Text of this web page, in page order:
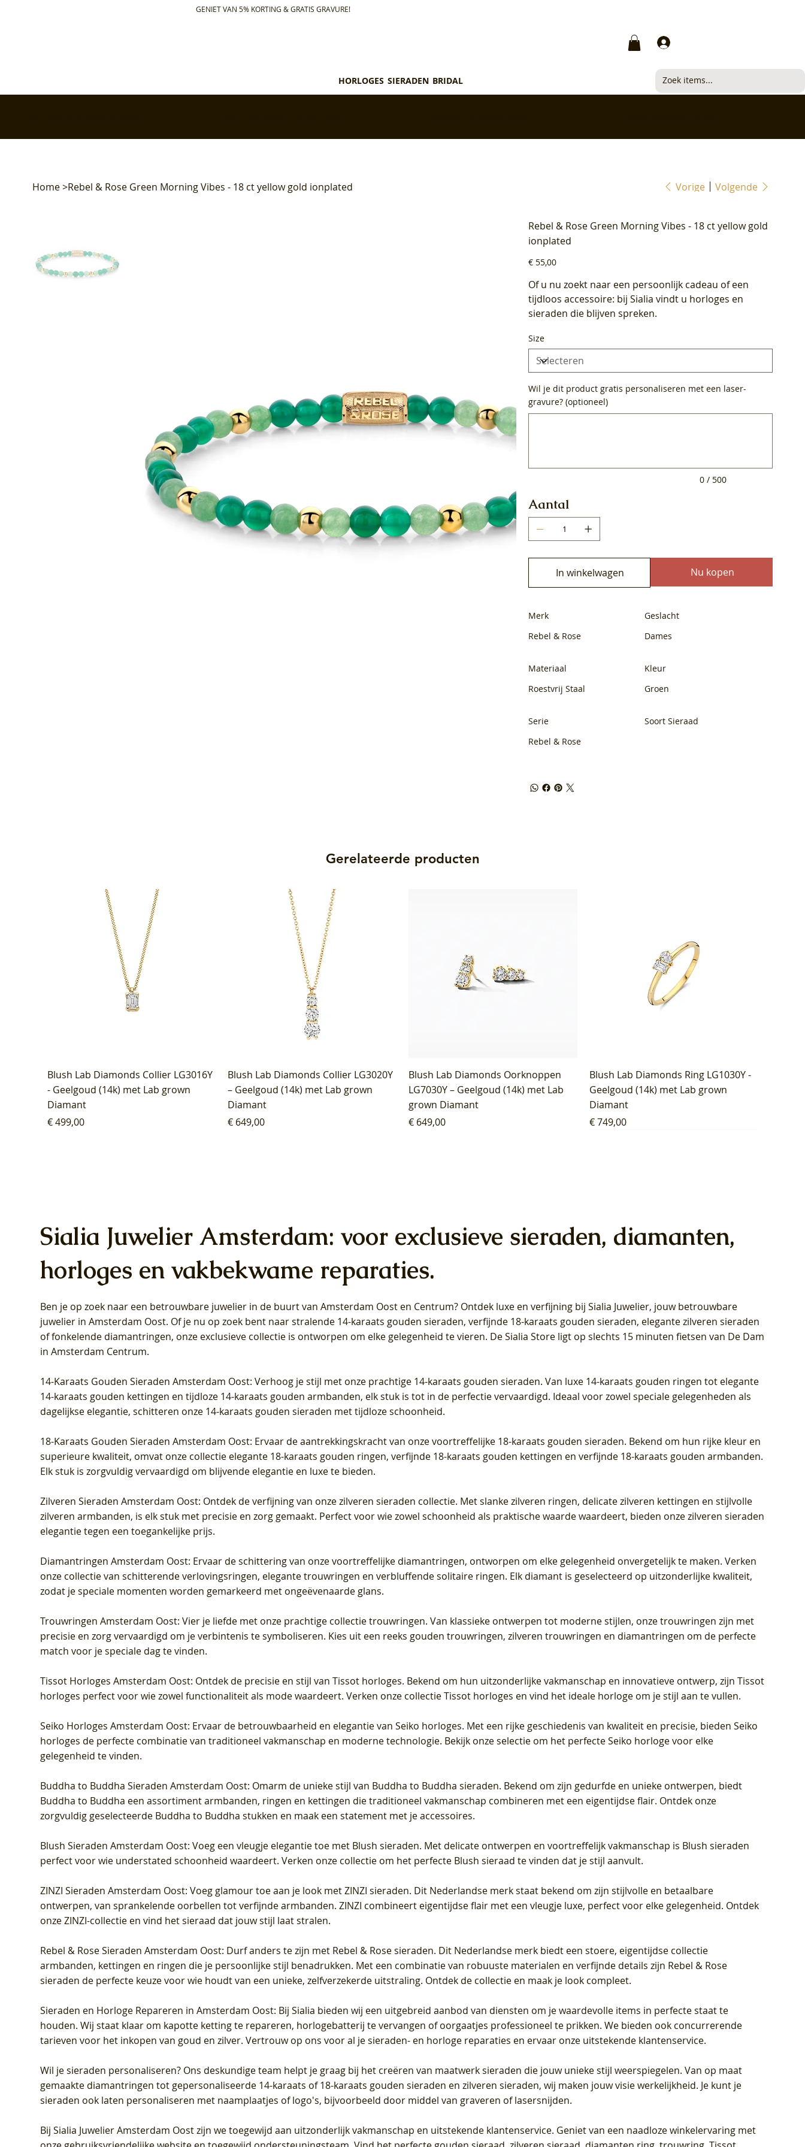
GENIET VAN 5% KORTING & GRATIS GRAVURE!
HORLOGES SIERADEN BRIDAL
Home>Rebel & Rose Green Morning Vibes - 18 ct yellow gold ionplated Vorige Volgende
Rebel & Rose Green Morning Vibes - 18 ct yellow gold
ionplated
Prijs
€ 55,00
Of u nu zoekt naar een persoonlijk cadeau of een
tijdloos accessoire: bij Sialia vindt u horloges en
sieraden die blijven spreken.
Size
Wil je dit product gratis personaliseren met een laser-
gravure? (optioneel)
0 / 500
Aantal
In winkelwagen Nu kopen
Merk
Rebel & Rose
Geslacht
Dames
Materiaal
Roestvrij Staal
Kleur
Groen
Serie
Rebel & Rose
Soort Sieraad
Gerelateerde producten
Blush Lab Diamonds Collier LG3016Y
- Geelgoud (14k) met Lab grown
Diamant
Prijs
€ 499,00
Blush Lab Diamonds Collier LG3020Y
– Geelgoud (14k) met Lab grown
Diamant
Prijs
€ 649,00
Blush Lab Diamonds Oorknoppen
LG7030Y – Geelgoud (14k) met Lab
grown Diamant
Prijs
€ 649,00
Blush Lab Diamonds Ring LG1030Y -
Geelgoud (14k) met Lab grown
Diamant
Prijs
€ 749,00
Blush Lab Diamonds Oorhangers
LG9006Y/S - Geelgoud (14k) met Lab
grown Diamant
Blush Lab Diamonds Oorhangers
LG9007Y/S - Geelgoud (14k) met Lab
grown Diamant
Blush Lab Diamonds Ring LG1028Y -
Geelgoud (14k) met Lab grown
Diamant
Blush Lab Diamonds Collier LG3014Y
- Geelgoud (14k) met Lab grown
Diamant
Blush Lab Diamonds Collier LG3019Y
– Geelgoud (14k) met Lab grown
Diamant
Blush Lab Diamonds Ring LG1042Y –
Geelgoud (14k) met Lab grown
Diamant
Blush Lab Diamonds Oorknoppen
LG7027Y - Geelgoud (14k) met Lab
grown Diamant
Blush Lab Diamonds Ring LG1029Y -
Geelgoud (14k) met Lab grown
Diamant
Blush Lab Diamonds Ring LG1031Y -
Geelgoud (14k) met Lab grown
Diamant
Blush Lab Diamonds Ring LG1044Y –
Geelgoud (14k) met Lab grown
Diamant
Blush Lab Diamonds Oorknoppen
LG7026Y - Geelgoud (14k) met Lab
grown Diamant
Blush Lab Diamonds Oorknoppen
LG7033Y – Geelgoud (14k) met Lab
grown Diamant
Sialia Juwelier Amsterdam: voor exclusieve sieraden, diamanten,
horloges en vakbekwame reparaties.
Ben je op zoek naar een betrouwbare juwelier in de buurt van Amsterdam Oost en Centrum? Ontdek luxe en verfijning bij Sialia Juwelier, jouw betrouwbare
juwelier in Amsterdam Oost. Of je nu op zoek bent naar stralende 14-karaats gouden sieraden, verfijnde 18-karaats gouden sieraden, elegante zilveren sieraden
of fonkelende diamantringen, onze exclusieve collectie is ontworpen om elke gelegenheid te vieren. De Sialia Store ligt op slechts 15 minuten fietsen van De Dam
in Amsterdam Centrum.
14-Karaats Gouden Sieraden Amsterdam Oost: Verhoog je stijl met onze prachtige 14-karaats gouden sieraden. Van luxe 14-karaats gouden ringen tot elegante
14-karaats gouden kettingen en tijdloze 14-karaats gouden armbanden, elk stuk is tot in de perfectie vervaardigd. Ideaal voor zowel speciale gelegenheden als
dagelijkse elegantie, schitteren onze 14-karaats gouden sieraden met tijdloze schoonheid.
18-Karaats Gouden Sieraden Amsterdam Oost: Ervaar de aantrekkingskracht van onze voortreffelijke 18-karaats gouden sieraden. Bekend om hun rijke kleur en
superieure kwaliteit, omvat onze collectie elegante 18-karaats gouden ringen, verfijnde 18-karaats gouden kettingen en verfijnde 18-karaats gouden armbanden.
Elk stuk is zorgvuldig vervaardigd om blijvende elegantie en luxe te bieden.
Zilveren Sieraden Amsterdam Oost: Ontdek de verfijning van onze zilveren sieraden collectie. Met slanke zilveren ringen, delicate zilveren kettingen en stijlvolle
zilveren armbanden, is elk stuk met precisie en zorg gemaakt. Perfect voor wie zowel schoonheid als praktische waarde waardeert, bieden onze zilveren sieraden
elegantie tegen een toegankelijke prijs.
Diamantringen Amsterdam Oost: Ervaar de schittering van onze voortreffelijke diamantringen, ontworpen om elke gelegenheid onvergetelijk te maken. Verken
onze collectie van schitterende verlovingsringen, elegante trouwringen en verbluffende solitaire ringen. Elk diamant is geselecteerd op uitzonderlijke kwaliteit,
zodat je speciale momenten worden gemarkeerd met ongeëvenaarde glans.
Trouwringen Amsterdam Oost: Vier je liefde met onze prachtige collectie trouwringen. Van klassieke ontwerpen tot moderne stijlen, onze trouwringen zijn met
precisie en zorg vervaardigd om je verbintenis te symboliseren. Kies uit een reeks gouden trouwringen, zilveren trouwringen en diamantringen om de perfecte
match voor je speciale dag te vinden.
Tissot Horloges Amsterdam Oost: Ontdek de precisie en stijl van Tissot horloges. Bekend om hun uitzonderlijke vakmanschap en innovatieve ontwerp, zijn Tissot
horloges perfect voor wie zowel functionaliteit als mode waardeert. Verken onze collectie Tissot horloges en vind het ideale horloge om je stijl aan te vullen.
Seiko Horloges Amsterdam Oost: Ervaar de betrouwbaarheid en elegantie van Seiko horloges. Met een rijke geschiedenis van kwaliteit en precisie, bieden Seiko
horloges de perfecte combinatie van traditioneel vakmanschap en moderne technologie. Bekijk onze selectie om het perfecte Seiko horloge voor elke
gelegenheid te vinden.
Buddha to Buddha Sieraden Amsterdam Oost: Omarm de unieke stijl van Buddha to Buddha sieraden. Bekend om zijn gedurfde en unieke ontwerpen, biedt
Buddha to Buddha een assortiment armbanden, ringen en kettingen die traditioneel vakmanschap combineren met een eigentijdse flair. Ontdek onze
zorgvuldig geselecteerde Buddha to Buddha stukken en maak een statement met je accessoires.
Blush Sieraden Amsterdam Oost: Voeg een vleugje elegantie toe met Blush sieraden. Met delicate ontwerpen en voortreffelijk vakmanschap is Blush sieraden
perfect voor wie understated schoonheid waardeert. Verken onze collectie om het perfecte Blush sieraad te vinden dat je stijl aanvult.
ZINZI Sieraden Amsterdam Oost: Voeg glamour toe aan je look met ZINZI sieraden. Dit Nederlandse merk staat bekend om zijn stijlvolle en betaalbare
ontwerpen, van sprankelende oorbellen tot verfijnde armbanden. ZINZI combineert eigentijdse flair met een vleugje luxe, perfect voor elke gelegenheid. Ontdek
onze ZINZI-collectie en vind het sieraad dat jouw stijl laat stralen.
Rebel & Rose Sieraden Amsterdam Oost: Durf anders te zijn met Rebel & Rose sieraden. Dit Nederlandse merk biedt een stoere, eigentijdse collectie
armbanden, kettingen en ringen die je persoonlijke stijl benadrukken. Met een combinatie van robuuste materialen en verfijnde details zijn Rebel & Rose
sieraden de perfecte keuze voor wie houdt van een unieke, zelfverzekerde uitstraling. Ontdek de collectie en maak je look compleet.
Sieraden en Horloge Repareren in Amsterdam Oost: Bij Sialia bieden wij een uitgebreid aanbod van diensten om je waardevolle items in perfecte staat te
houden. Wij staat klaar om kapotte ketting te repareren, horlogebatterij te vervangen of oorgaatjes professioneel te prikken. We bieden ook concurrerende
tarieven voor het inkopen van goud en zilver. Vertrouw op ons voor al je sieraden- en horloge reparaties en ervaar onze uitstekende klantenservice.
Wil je sieraden personaliseren? Ons deskundige team helpt je graag bij het creëren van maatwerk sieraden die jouw unieke stijl weerspiegelen. Van op maat
gemaakte diamantringen tot gepersonaliseerde 14-karaats of 18-karaats gouden sieraden en zilveren sieraden, wij maken jouw visie werkelijkheid. Je kunt je
sieraden ook laten personaliseren met naamplaatjes of logo's, bijvoorbeeld door middel van graveren of lasersnijden.
BijSialia Juwelier Amsterdam Oostzijn we toegewijd aan uitzonderlijk vakmanschap en uitstekende klantenservice. Geniet van een naadloze winkelervaring met